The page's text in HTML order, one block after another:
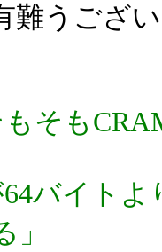
難うござ
そも
バイトよ